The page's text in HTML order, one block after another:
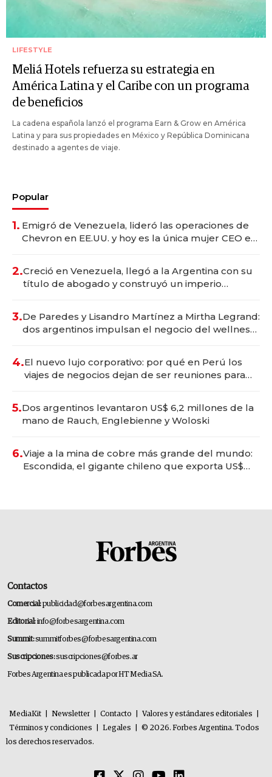
LIFESTYLE
Meliá Hotels refuerza su estrategia en
América Latina y el Caribe con un programa
de beneficios
La cadena española lanzó el programa Earn & Grow en América
Latina y para sus propiedades en México y República Dominicana
destinado a agentes de viaje.
Popular
1. Emigró de Venezuela, lideró las operaciones de
Chevron en EE.UU. y hoy es la única mujer CEO en
2.Creció en Venezuela, llegó a la Argentina con su
título de abogado y construyó un imperio
3.De Paredes y Lisandro Martínez a Mirtha Legrand:
dos argentinos impulsan el negocio del wellness
4.El nuevo lujo corporativo: por qué en Perú los
viajes de negocios dejan de ser reuniones para
5.Dos argentinos levantaron US$ 6,2 millones de la
mano de Rauch, Englebienne y Woloski
6.Viaje a la mina de cobre más grande del mundo:
Escondida, el gigante chileno que exporta US$
Contactos
Comercial:publicidad@forbesargentina.com
Editorial:info@forbesargentina.com
Summit:summitforbes@forbesargentina.com
Suscripciones:suscripciones@forbes.ar
Forbes Argentina es publicada por HT Media SA.
MediaKit Newsletter Contacto Valores y estándares editoriales
Términos y condiciones
Legales
© 2026. Forbes Argentina. Todos
los derechos reservados.